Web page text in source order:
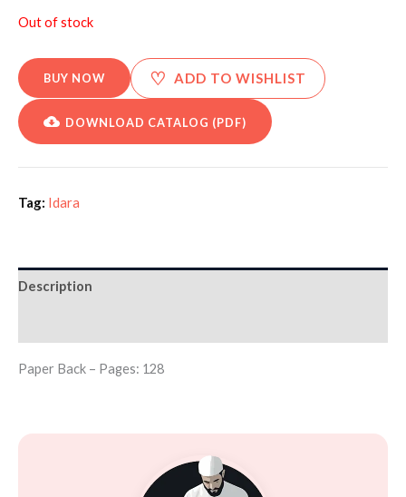
Out of stock
BUY NOW ♡ ADD TO WISHLIST
DOWNLOAD CATALOG (PDF)
Tag: Idara
Description
Paper Back – Pages: 128